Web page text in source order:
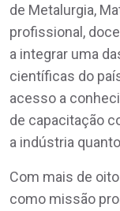
de Metalurgia,
profissional,
a integrar uma
científicas do
acesso a
de capacitação
a indústria
Com mais de
como missão